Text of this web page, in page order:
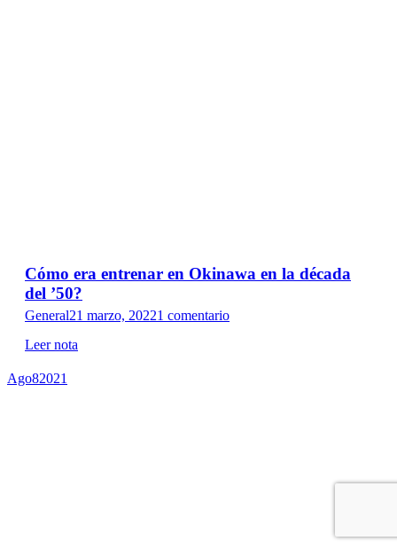
Cómo era entrenar en Okinawa en la década
del ’50?
General21 marzo, 20221 comentario
Leer nota
Ago82021